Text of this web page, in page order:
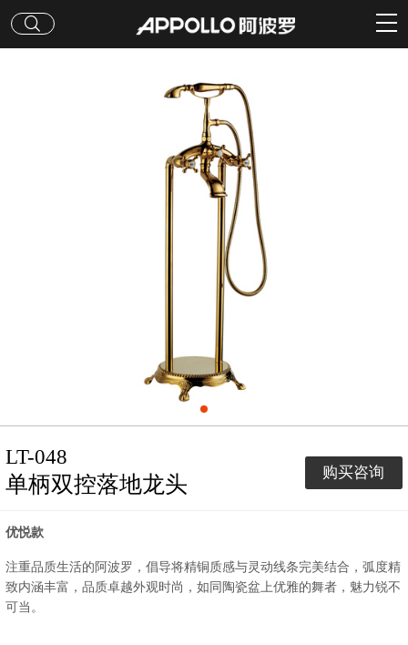
LT-048
单柄双控落地龙头 购买咨询
优悦款
注重品质生活的阿波罗，倡导将精铜质感与灵动线条完美结合，弧度精
致内涵丰富，品质卓越外观时尚，如同陶瓷盆上优雅的舞者，魅力锐不
可当。